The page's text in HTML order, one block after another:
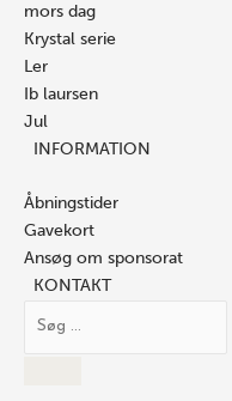
mors dag
Krystal serie
Ler
Ib laursen
Jul
INFORMATION
Åbningstider
Gavekort
Ansøg om sponsorat
KONTAKT